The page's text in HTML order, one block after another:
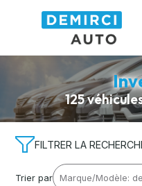
125
FILTRER LA
Trier par